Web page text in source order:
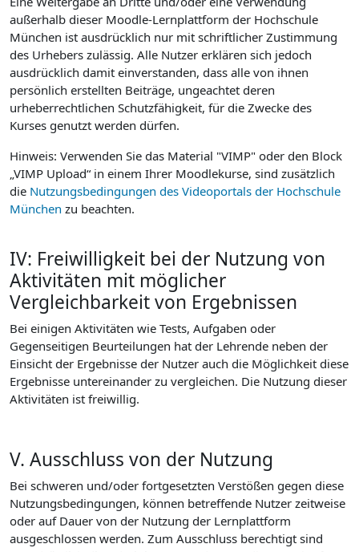
außerhalb dieser Moodle-Lernplattform der Hochschule
München ist ausdrücklich nur mit schriftlicher Zustimmung
des Urhebers zulässig. Alle Nutzer erklären sich jedoch
ausdrücklich damit einverstanden, dass alle von ihnen
persönlich erstellten Beiträge, ungeachtet deren
urheberrechtlichen Schutzfähigkeit, für die Zwecke des
Kurses genutzt werden dürfen.
Hinweis: Verwenden Sie das Material "VIMP" oder den Block
„VIMP Upload“ in einem Ihrer Moodlekurse, sind zusätzlich
die Nutzungsbedingungen des Videoportals der Hochschule
München zu beachten.
IV: Freiwilligkeit bei der Nutzung von
Aktivitäten mit möglicher
Vergleichbarkeit von Ergebnissen
Bei einigen Aktivitäten wie Tests, Aufgaben oder
Gegenseitigen Beurteilungen hat der Lehrende neben der
Einsicht der Ergebnisse der Nutzer auch die Möglichkeit diese
Ergebnisse untereinander zu vergleichen. Die Nutzung dieser
Aktivitäten ist freiwillig.
V. Ausschluss von der Nutzung
Bei schweren und/oder fortgesetzten Verstößen gegen diese
Nutzungsbedingungen, können betreffende Nutzer zeitweise
oder auf Dauer von der Nutzung der Lernplattform
ausgeschlossen werden. Zum Ausschluss berechtigt sind